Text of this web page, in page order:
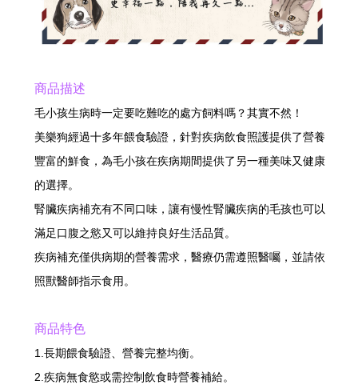
商品描述
毛小孩生病時一定要吃難吃的處方飼料嗎？其實不然！
美樂狗經過十多年餵食驗證，針對疾病飲食照護提供了營養
豐富的鮮食，為毛小孩在疾病期間提供了另一種美味又健康
的選擇。
腎臟疾病補充有不同口味，讓有慢性腎臟疾病的毛孩也可以
滿足口腹之慾又可以維持良好生活品質。
疾病補充僅供病期的營養需求，醫療仍需遵照醫囑，並請依
照獸醫師指示食用。
商品特色
1.長期餵食驗證、營養完整均衡。
2.疾病無食慾或需控制飲食時營養補給。